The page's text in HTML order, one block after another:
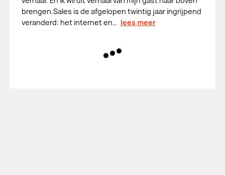
brengen.Sales is de afgelopen twintig jaar ingrijpend
veranderd: het internet en… lees meer